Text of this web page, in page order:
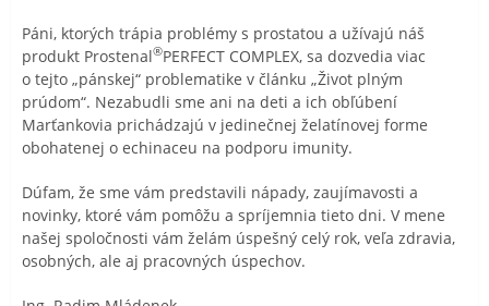
Páni, ktorých trápia problémy s prostatou a užívajú náš
produkt Prostenal®PERFECT COMPLEX, sa dozvedia viac
o tejto „pánskej“ problematike v článku „Život plným
prúdom“. Nezabudli sme ani na deti a ich obľúbení
Marťankovia prichádzajú v jedinečnej želatínovej forme
obohatenej o echinaceu na podporu imunity.
Dúfam, že sme vám predstavili nápady, zaujímavosti a
novinky, ktoré vám pomôžu a spríjemnia tieto dni. V mene
našej spoločnosti vám želám úspešný celý rok, veľa zdravia,
osobných, ale aj pracovných úspechov.